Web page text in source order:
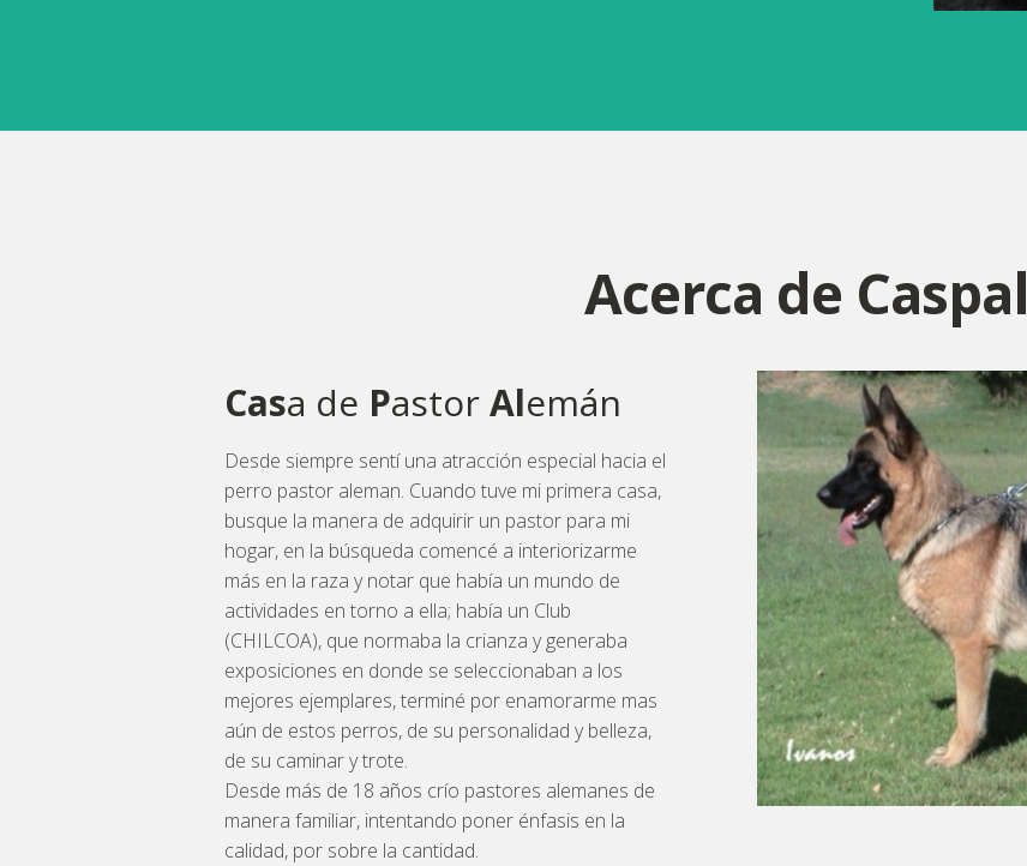
Acerca de Caspal
Casa de PastorAlemán
Desde siempre sentí una atracción especial hacia el
perro pastor aleman. Cuando tuve mi primera casa,
busque la manera de adquirir un pastor para mi
hogar, en la búsqueda comencé a interiorizarme
más en la raza y notar que había un mundo de
actividades en torno a ella; había un Club
(CHILCOA), que normaba la crianza y generaba
exposiciones en donde se seleccionaban a los
mejores ejemplares, terminé por enamorarme mas
aún de estos perros, de su personalidad y belleza,
de su caminar y trote.
Desde más de 18 años crío pastores alemanes de
manera familiar, intentando poner énfasis en la
calidad, por sobre la cantidad.